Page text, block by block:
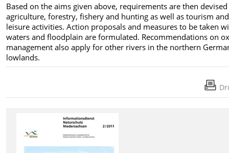
Based on the aims given above, requirements are then
agriculture, forestry, fishery and hunting as well as tourism and
leisure activities. Action proposals and measures to be taken
waters and floodplain are formulated. Recommendations on
management also apply for other rivers in the northern
lowlands.